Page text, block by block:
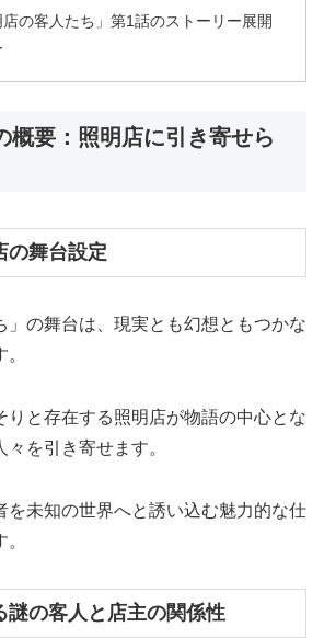
店の客人たち」第1話のストーリー展開
概要：照明店に引き寄せら
の舞台設定
」の舞台は、現実とも幻想ともつかな
りと存在する照明店が物語の中心とな
を引き寄せます。
を未知の世界へと誘い込む魅力的な仕
謎の客人と店主の関係性